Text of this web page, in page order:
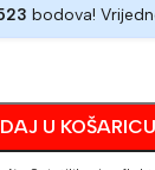
bodova!
U KOŠARICU